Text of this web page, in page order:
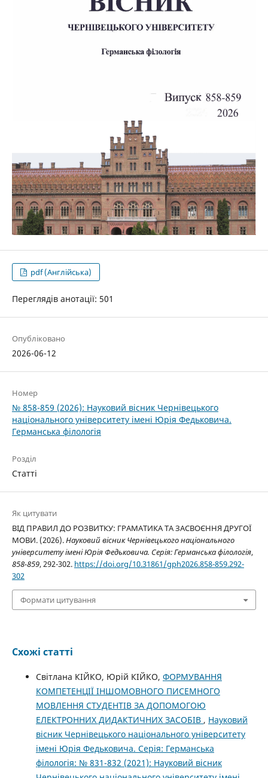
pdf (Англійська)
Переглядів анотації: 501
Опубліковано
2026-06-12
Номер
№ 858-859 (2026): Науковий вісник Чернівецького
національного університету імені Юрія Федьковича.
Германська філологія
Розділ
Статті
Як цитувати
ВІД ПРАВИЛ ДО РОЗВИТКУ: ГРАМАТИКА ТА ЗАСВОЄННЯ ДРУГОЇ
МОВИ. (2026).Науковий вісник Чернівецького національного
університету імені Юрія Федьковича. Серія: Германська філологія,
858-859, 292-302. https://doi.org/10.31861/gph2026.858-859.292-
302
Формати цитування
Схожі статті
Cвітлана КІЙКО, Юрій КІЙКО, ФОРМУВАННЯ
КОМПЕТЕНЦІЇ ІНШОМОВНОГО ПИСЕМНОГО
МОВЛЕННЯ СТУДЕНТІВ ЗА ДОПОМОГОЮ
ЕЛЕКТРОННИХ ДИДАКТИЧНИХ ЗАСОБІВ , Науковий
вісник Чернівецького національного університету
імені Юрія Федьковича. Серія: Германська
філологія: № 831-832 (2021): Науковий вісник